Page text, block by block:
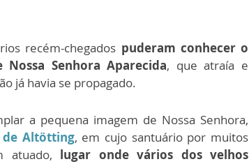
recém-chegados puderam conhecer o
Senhora Aparecida, que atraía e
já havia se propagado.
a pequena imagem de Nossa Senhora,
Altötting, em cujo santuário por muitos
atuado, lugar onde vários dos velhos